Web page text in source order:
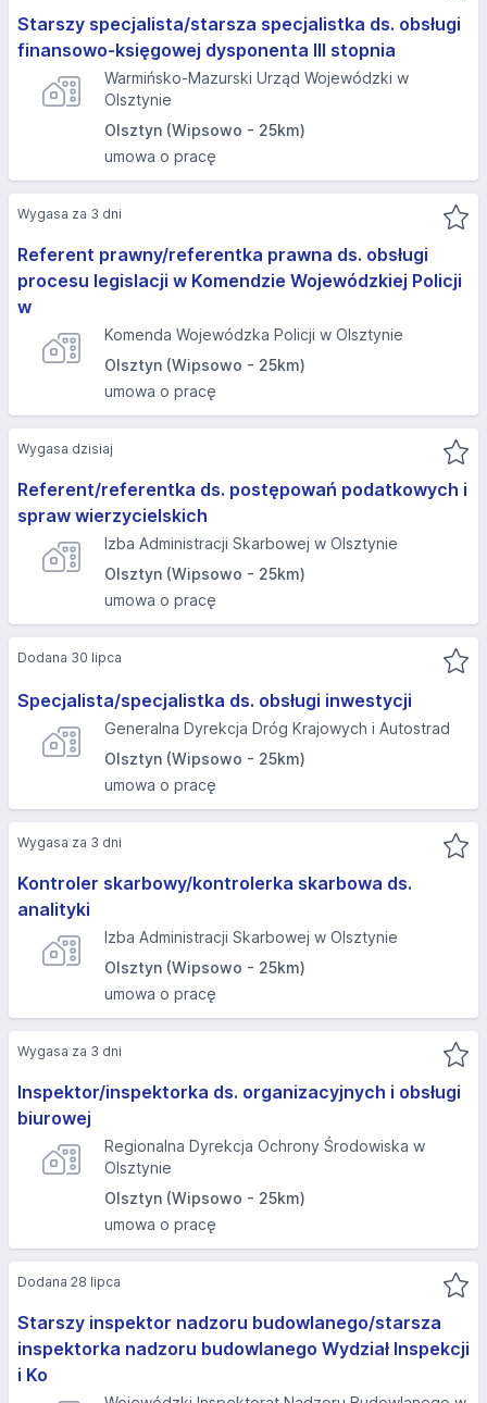
Starszy specjalista/starsza specjalistka ds. obsługi
finansowo-księgowej dysponenta III stopnia
Warmińsko-Mazurski Urząd Wojewódzki w
Olsztynie
Olsztyn (Wipsowo - 25km)
umowa o pracę
Referent prawny/referentka prawna ds. obsługi
procesu legislacji w Komendzie Wojewódzkiej Policji
w
Komenda Wojewódzka Policji w Olsztynie
Olsztyn (Wipsowo - 25km)
umowa o pracę
Wygasa za 3 dni
Referent/referentka ds. postępowań podatkowych i
spraw wierzycielskich
Izba Administracji Skarbowej w Olsztynie
Olsztyn (Wipsowo - 25km)
umowa o pracę
Wygasa dzisiaj
Specjalista/specjalistka ds. obsługi inwestycji
Generalna Dyrekcja Dróg Krajowych i Autostrad
Olsztyn (Wipsowo - 25km)
umowa o pracę
Dodana 30 lipca
Kontroler skarbowy/kontrolerka skarbowa ds.
analityki
Izba Administracji Skarbowej w Olsztynie
Olsztyn (Wipsowo - 25km)
umowa o pracę
Wygasa za 3 dni
Inspektor/inspektorka ds. organizacyjnych i obsługi
biurowej
Regionalna Dyrekcja Ochrony Środowiska w
Olsztynie
Olsztyn (Wipsowo - 25km)
umowa o pracę
Wygasa za 3 dni
Starszy inspektor nadzoru budowlanego/starsza
inspektorka nadzoru budowlanego Wydział Inspekcji
i Ko
Dodana 28 lipca